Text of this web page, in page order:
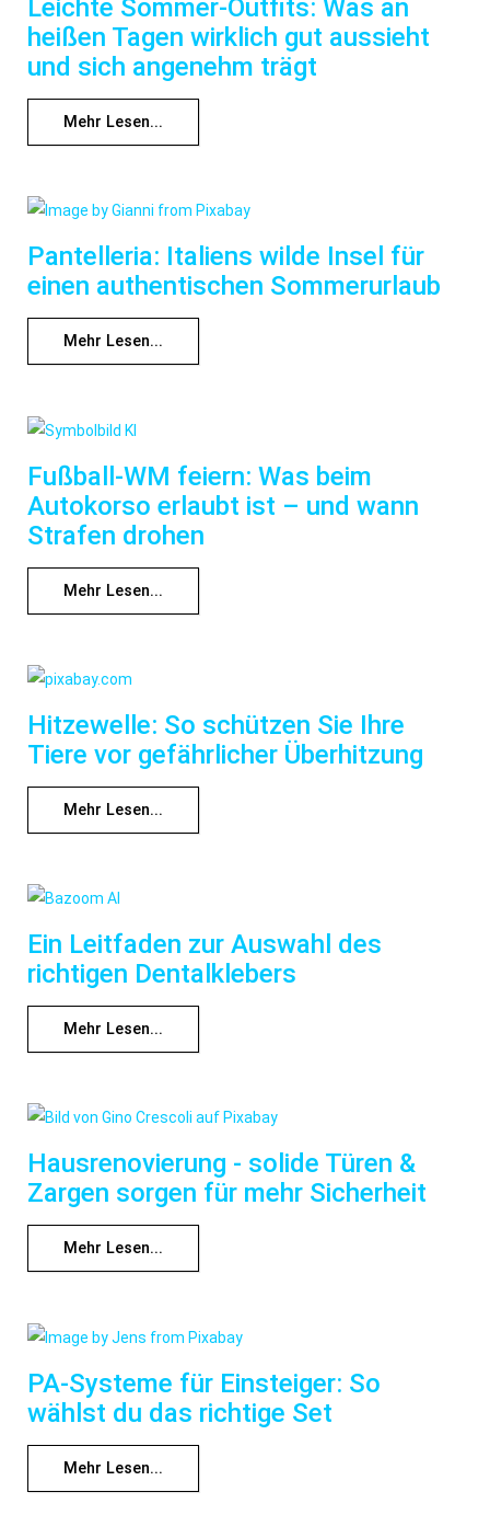
Leichte Sommer-Outfits: Was an
heißen Tagen wirklich gut aussieht
und sich angenehm trägt
Mehr Lesen...
Pantelleria: Italiens wilde Insel für
einen authentischen Sommerurlaub
Mehr Lesen...
Fußball-WM feiern: Was beim
Autokorso erlaubt ist – und wann
Strafen drohen
Mehr Lesen...
Hitzewelle: So schützen Sie Ihre
Tiere vor gefährlicher Überhitzung
Mehr Lesen...
Ein Leitfaden zur Auswahl des
richtigen Dentalklebers
Mehr Lesen...
Hausrenovierung - solide Türen &
Zargen sorgen für mehr Sicherheit
Mehr Lesen...
PA-Systeme für Einsteiger: So
wählst du das richtige Set
Mehr Lesen...